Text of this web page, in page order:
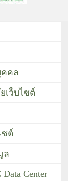
คล
เว็บไซต์
ซต์
ล
Center